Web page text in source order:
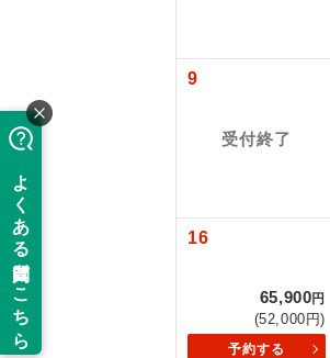
9
受付終了
16
65,900円
(52,000円)
予約する